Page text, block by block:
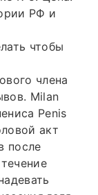
РФ и
чтобы
члена
Milan
Penis
акт
после